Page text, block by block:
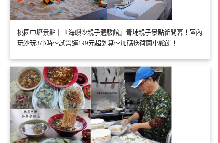
桃園中壢景點｜『海嶼沙親子體驗館』青埔親子景點新開幕！室內
玩沙玩3小時～試營運199元超划算～加碼送荷蘭小鬆餅！